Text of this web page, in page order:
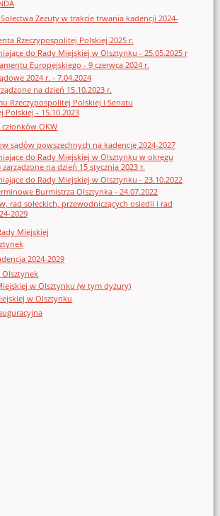
Zezuty w trakcie trwania kadencji 2024-
Rzeczypospolitej Polskiej 2025 r.
do Rady Miejskiej w Olsztynku - 25.05.2025 r
Europejskiego - 9 czerwca 2024 r.
2024 r. - 7.04.2024
na dzień 15.10.2023 r.
Rzeczypospolitej Polskiej i Senatu
Polskiej - 15.10.2023
OKW
sądów powszechnych na kadencję 2024-2027
do Rady Miejskiej w Olsztynku w okręgu
na dzień 15 stycznia 2023 r.
do Rady Miejskiej w Olsztynku - 23.10.2022
Burmistrza Olsztynka - 24.07.2022
rad sołeckich, przewodniczących osiedli i rad
2029
Miejskiej
2024-2029
w Olsztynku (w tym dyżury)
w Olsztynku